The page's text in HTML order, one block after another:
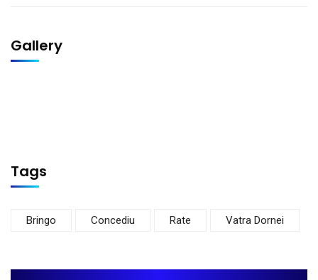
Gallery
Tags
Bringo Concediu Rate Vatra Dornei